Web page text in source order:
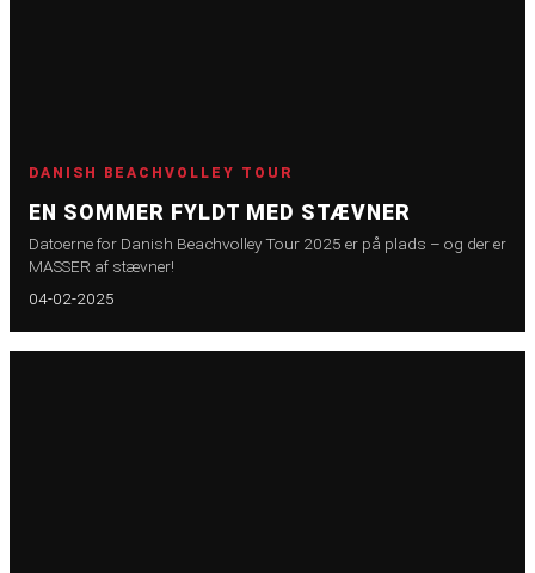
DANISH BEACHVOLLEY TOUR
EN SOMMER FYLDT MED STÆVNER
Datoerne for Danish Beachvolley Tour 2025 er på plads – og der er
MASSER af stævner!
04-02-2025